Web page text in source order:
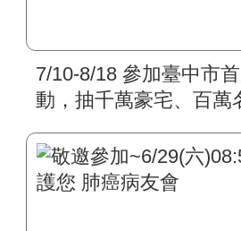
7/10-8/18 參加臺中市
動，抽千萬豪宅、百萬